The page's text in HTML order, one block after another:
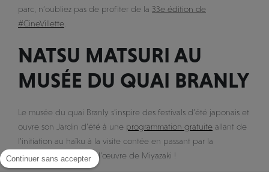
parc, n’oubliez pas de profiter de la 33e édition de
#CineVillette
NATSU MATSURI AU
MUSÉE DU QUAI BRANLY
Le musée du quai Branly s’inspire des festivals d’été japonais et
ouvre son Jardin d’été à une programmation gratuite allant de
l’initiation au haïku à la visite contée en passant par la
projection des chefs d’œuvre de Miyazaki !
Continuer sans accepter